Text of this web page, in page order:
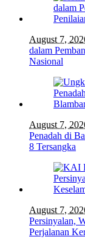
August 7,
dalam
Nasional
August 7,
Penadah di
8 Tersangka
August 7,
Persinyalan,
Perjalanan